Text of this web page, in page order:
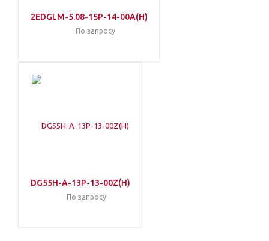
2EDGLM-5.08-15P-14-00A(H)
По запросу
DG55H-A-13P-13-00Z(H)
По запросу